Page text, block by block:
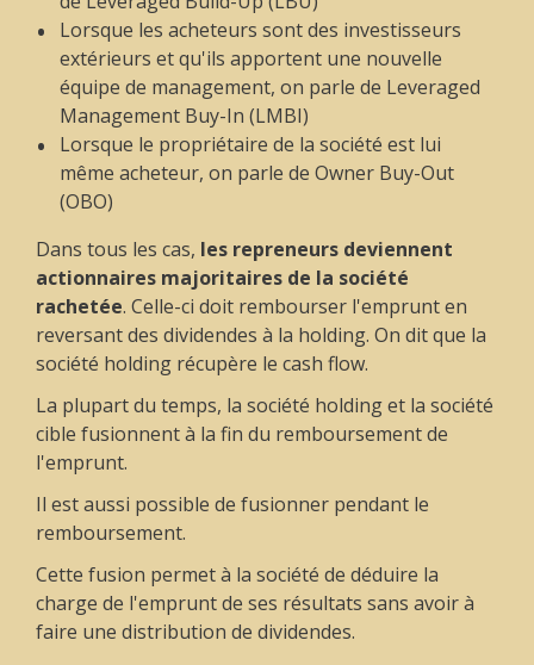
Lorsque les acheteurs sont des investisseurs
extérieurs et qu'ils apportent une nouvelle
équipe de management, on parle de Leveraged
Management Buy-In (LMBI)
Lorsque le propriétaire de la société est lui
même acheteur, on parle de Owner Buy-Out
(OBO)
Dans tous les cas, les repreneurs deviennent
actionnaires majoritaires de la société
rachetée. Celle-ci doit rembourser l'emprunt en
reversant des dividendes à la holding. On dit que la
société holding récupère le cash flow.
La plupart du temps, la société holding et la société
cible fusionnent à la fin du remboursement de
l'emprunt.
Il est aussi possible de fusionner pendant le
remboursement.
Cette fusion permet à la société de déduire la
charge de l'emprunt de ses résultats sans avoir à
faire une distribution de dividendes.